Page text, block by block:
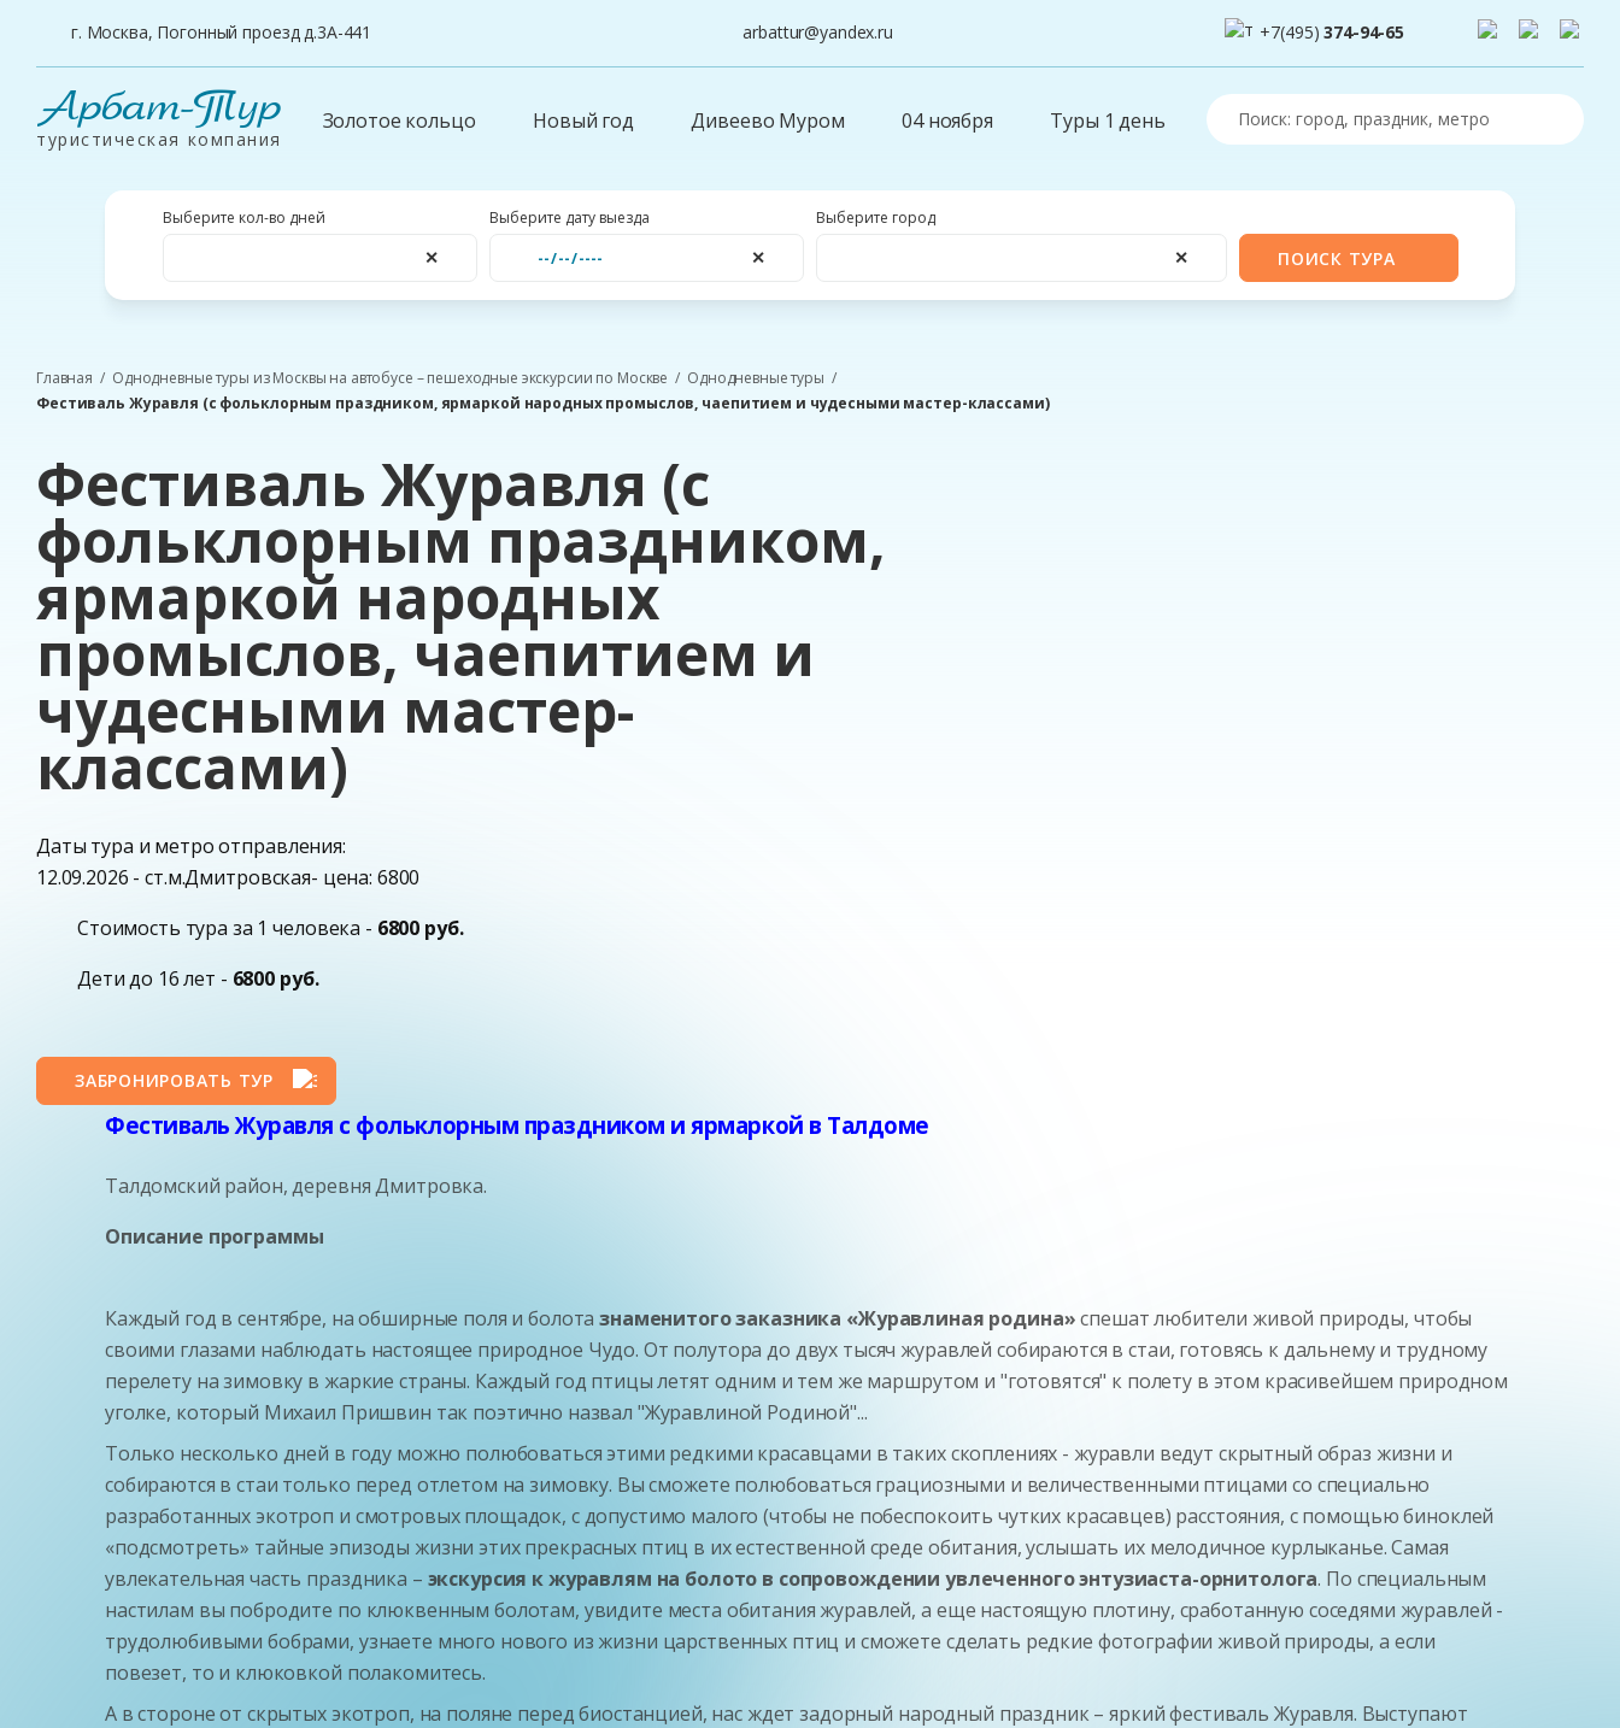
г. Москва, Погонный проезд д.3А-441 +7(495)374-94-65
arbattur@yandex.ru
Арбат-Тур
туристическая компания
Золотое кольцо Новый год Дивеево Муром 04 ноября Туры 1 день
Выберите кол-во дней
✕
Выберите дату выезда
✕
Выберите город
✕ ПОИСК ТУРА
Главная Однодневные туры из Москвы на автобусе – пешеходные экскурсии по Москве
Однодневные туры
Фестиваль Журавля (с фольклорным праздником, ярмаркой народных промыслов, чаепитием и чудесными мастер-классами)
Фестиваль Журавля (с
фольклорным праздником,
ярмаркой народных
промыслов, чаепитием и
чудесными мастер-
классами)
Даты тура и метро отправления:
12.09.2026 - ст.м.Дмитровская- цена: 6800
Стоимость тура за 1 человека - 6800 руб.
Дети до 16 лет - 6800 руб.
ЗАБРОНИРОВАТЬ ТУР
Фестиваль Журавля с фольклорным праздником и ярмаркой в Талдоме
Талдомский район, деревня Дмитровка.
Описание программы
Каждый год в сентябре, на обширные поля и болотазнаменитого заказника «Журавлиная родина»спешат любители живой природы, чтобы
своими глазами наблюдать настоящее природное Чудо. От полутора до двух тысяч журавлей собираются в стаи, готовясь к дальнему и трудному
перелету на зимовку в жаркие страны. Каждый год птицы летят одним и тем же маршрутом и "готовятся" к полету в этом красивейшем природном
уголке, который Михаил Пришвин так поэтично назвал "Журавлиной Родиной"...
Только несколько дней в году можно полюбоваться этими редкими красавцами в таких скоплениях - журавли ведут скрытный образ жизни и
собираются в стаи только перед отлетом на зимовку. Вы сможете полюбоваться грациозными и величественными птицами со специально
разработанных экотроп и смотровых площадок, с допустимо малого (чтобы не побеспокоить чутких красавцев) расстояния, с помощью биноклей
«подсмотреть» тайные эпизоды жизни этих прекрасных птиц в их естественной среде обитания, услышать их мелодичное курлыканье. Самая
увлекательная часть праздника – экскурсия к журавлям на болото в сопровождении увлеченного энтузиаста-орнитолога. По специальным
настилам вы побродите по клюквенным болотам, увидите места обитания журавлей, а еще настоящую плотину, сработанную соседями журавлей -
трудолюбивыми бобрами, узнаете много нового из жизни царственных птиц и сможете сделать редкие фотографии живой природы, а если
повезет, то и клюковкой полакомитесь.
А в стороне от скрытых экотроп, на поляне перед биостанцией, нас ждет задорный народный праздник – яркий фестиваль Журавля. Выступают